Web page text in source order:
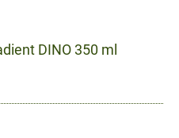
DINO 350 ml